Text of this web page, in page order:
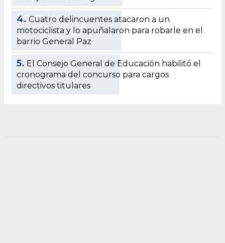
4. Cuatro delincuentes atacaron a un
motociclista y lo apuñalaron para robarle en el
barrio General Paz
5. El Consejo General de Educación habilitó el
cronograma del concurso para cargos
directivos titulares